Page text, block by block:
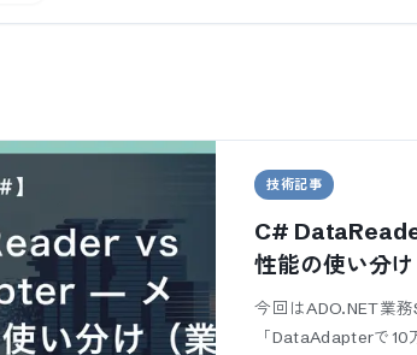
技術記事
C#
性能の使い分け
今回はADO.NET業
「DataAdapterで